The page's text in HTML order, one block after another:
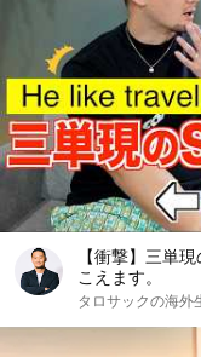
【衝撃】三単
こえます。
タロサックの海外